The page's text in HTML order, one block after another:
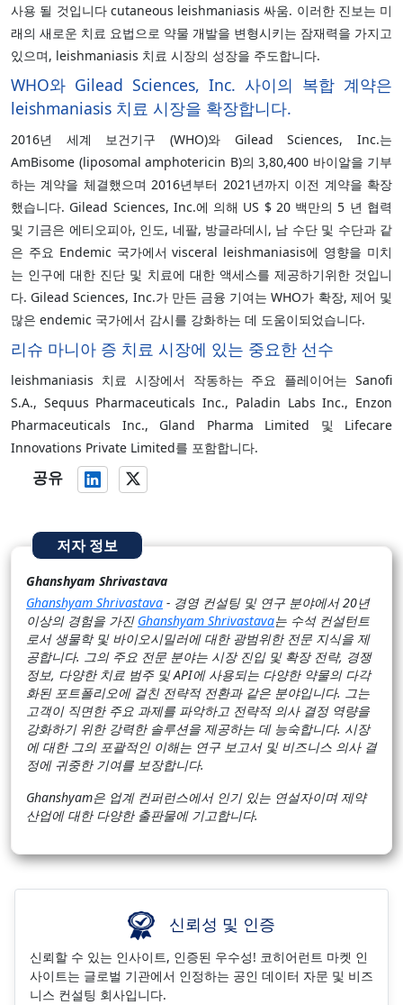
사용 될 것입니다 cutaneous leishmaniasis 싸움. 이러한 진보는 미
래의 새로운 치료 요법으로 약물 개발을 변형시키는 잠재력을 가지고
있으며, leishmaniasis 치료 시장의 성장을 주도합니다.
WHO와 Gilead Sciences, Inc. 사이의 복합 계약은
leishmaniasis 치료 시장을 확장합니다.
2016년 세계 보건기구 (WHO)와 Gilead Sciences, Inc.는
AmBisome (liposomal amphotericin B)의 3,80,400 바이알을 기부
하는 계약을 체결했으며 2016년부터 2021년까지 이전 계약을 확장
했습니다. Gilead Sciences, Inc.에 의해 US $ 20 백만의 5 년 협력
및 기금은 에티오피아, 인도, 네팔, 방글라데시, 남 수단 및 수단과 같
은 주요 Endemic 국가에서 visceral leishmaniasis에 영향을 미치
는 인구에 대한 진단 및 치료에 대한 액세스를 제공하기위한 것입니
다. Gilead Sciences, Inc.가 만든 금융 기여는 WHO가 확장, 제어 및
많은 endemic 국가에서 감시를 강화하는 데 도움이되었습니다.
리슈 마니아 증 치료 시장에 있는 중요한 선수
leishmaniasis 치료 시장에서 작동하는 주요 플레이어는 Sanofi
S.A., Sequus Pharmaceuticals Inc., Paladin Labs Inc., Enzon
Pharmaceuticals Inc., Gland Pharma Limited 및 Lifecare
Innovations Private Limited를 포함합니다.
공유
저자 정보
Ghanshyam Shrivastava
Ghanshyam Shrivastava - 경영 컨설팅 및 연구 분야에서 20년
이상의 경험을 가진 Ghanshyam Shrivastava는 수석 컨설턴트
로서 생물학 및 바이오시밀러에 대한 광범위한 전문 지식을 제
공합니다. 그의 주요 전문 분야는 시장 진입 및 확장 전략, 경쟁
정보, 다양한 치료 범주 및 API에 사용되는 다양한 약물의 다각
화된 포트폴리오에 걸친 전략적 전환과 같은 분야입니다. 그는
고객이 직면한 주요 과제를 파악하고 전략적 의사 결정 역량을
강화하기 위한 강력한 솔루션을 제공하는 데 능숙합니다. 시장
에 대한 그의 포괄적인 이해는 연구 보고서 및 비즈니스 의사 결
정에 귀중한 기여를 보장합니다.
Ghanshyam은 업계 컨퍼런스에서 인기 있는 연설자이며 제약
산업에 대한 다양한 출판물에 기고합니다.
신뢰성 및 인증
신뢰할 수 있는 인사이트, 인증된 우수성! 코히어런트 마켓 인
사이트는 글로벌 기관에서 인정하는 공인 데이터 자문 및 비즈
니스 컨설팅 회사입니다.